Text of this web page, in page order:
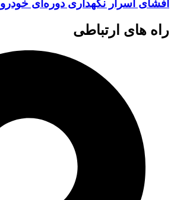
افشای اسرار نگهداری دوره‌ای خودرو
راه های ارتباطی